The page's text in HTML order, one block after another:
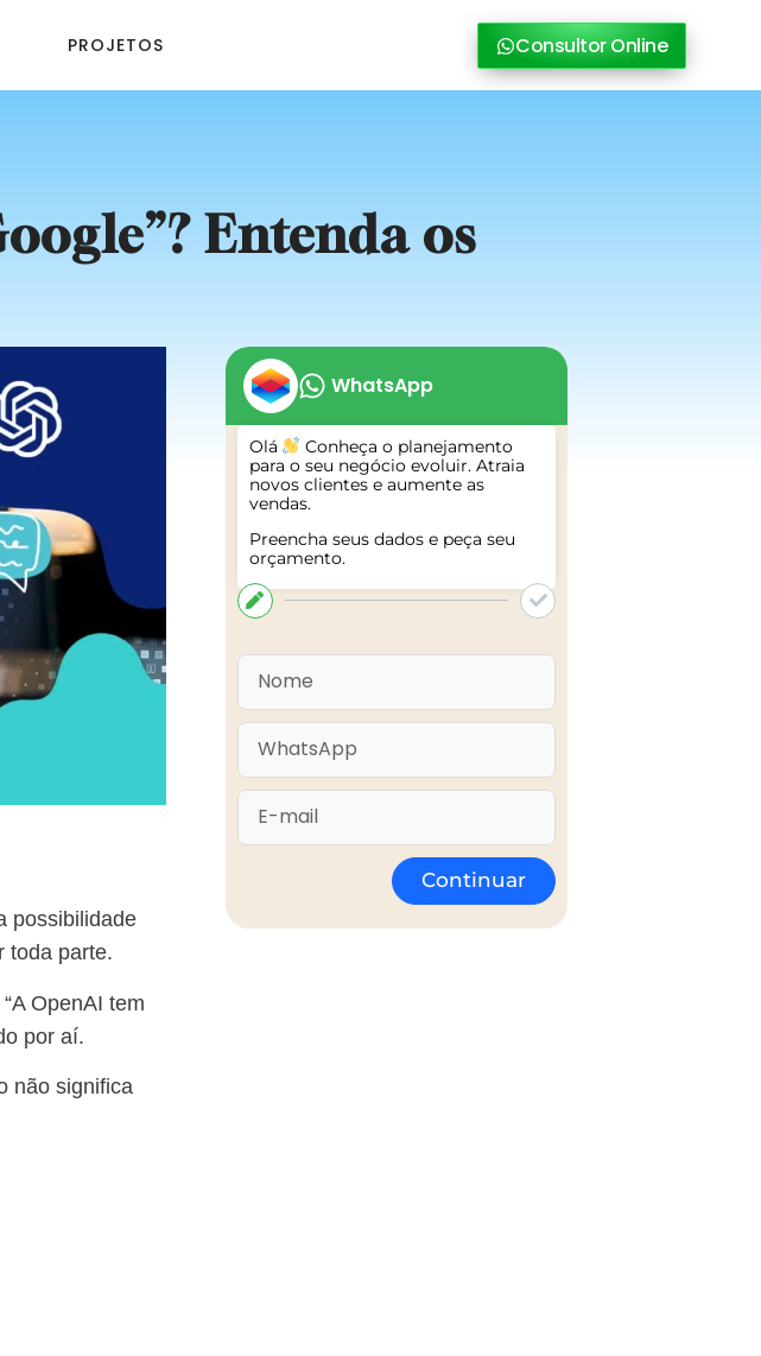
PROJETOS Consultor Online
Entenda os
possibilidade
toda parte.
OpenAI tem
por aí.
não significa
WhatsApp
Olá
Conheça o planejamento
para o seu negócio evoluir. Atraia
novos clientes e aumente as
vendas.
Preencha seus dados e peça seu
orçamento.
Continuar